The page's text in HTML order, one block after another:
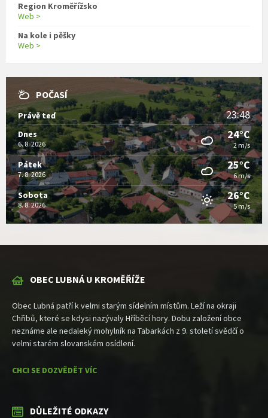
Region Kroměřížsko
Web >
Na kole i pěšky
Web >
POČASÍ
Právě teď 23:48
Dnes
6. 8. 2026
24°C
2 m/s
Pátek
7. 8. 2026
25°C
6 m/s
Sobota
8. 8. 2026
26°C
5 m/s
OBEC LUBNÁ U KROMĚŘÍŽE
Obec Lubná patří k velmi starým sídelním místům. Leží na okraji
Chřibů, které se kdysi nazývaly Hříběcí hory. Dobu založení obce
neznáme ale nedaleký mohylník na Tabarkách z 9. století svědčí o
velmi starém slovanském osídlení.
CHCI SE DOZVĚDĚT VÍC
DŮLEŽITÉ ODKAZY